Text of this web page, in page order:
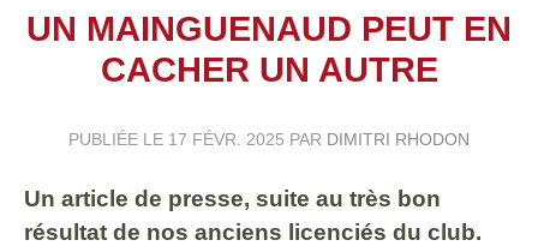
UN MAINGUENAUD PEUT EN
CACHER UN AUTRE
PUBLIÉE LE 17 FÉVR. 2025 PAR DIMITRI RHODON
Un article de presse, suite au très bon
résultat de nos anciens licenciés du club.